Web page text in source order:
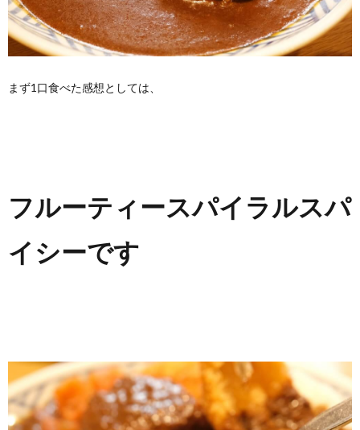
まず1口食べた感想としては、
フルーティースパイラルスパ
イシーです